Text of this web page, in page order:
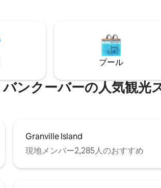
に、Alexaで操作する自動ブラ
わっています。スマートテレ
ブルエアコン。無料地下駐車
ト、ガスタ
ナ、FIFA
まで徒歩圏
プール
ンクーバーの人気観光
Granville Island
現地メンバー2,285人のおすすめ